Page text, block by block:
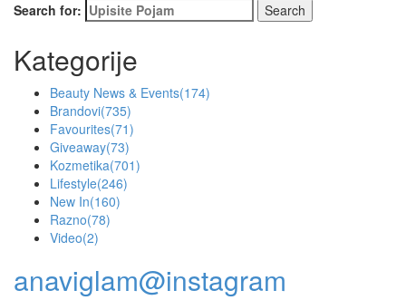
Search for:
Kategorije
Beauty News & Events(174)
Brandovi(735)
Favourites(71)
Giveaway(73)
Kozmetika(701)
Lifestyle(246)
New In(160)
Razno(78)
Video(2)
anaviglam@instagram